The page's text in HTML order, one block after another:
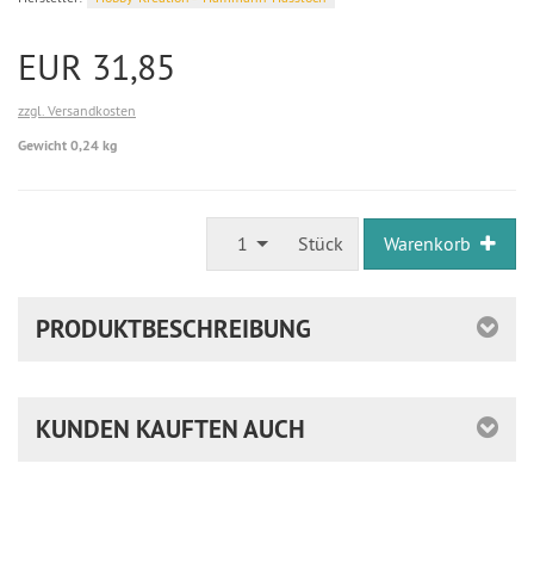
EUR 31,85
zzgl. Versandkosten
Gewicht 0,24 kg
1 Stück Warenkorb
PRODUKTBESCHREIBUNG
KUNDEN KAUFTEN AUCH